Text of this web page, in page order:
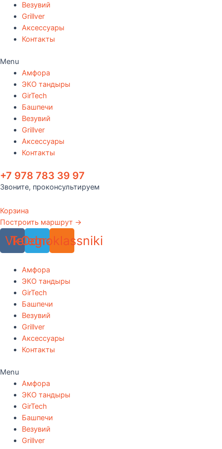
Везувий
Grillver
Аксессуары
Контакты
Menu
Амфора
ЭКО тандыры
GirTech
Башпечи
Везувий
Grillver
Аксессуары
Контакты
+7 978 783 39 97
Звоните, проконсультируем
Корзина
Построить маршрут →
Vk
Telegram
Odnoklassniki
Амфора
ЭКО тандыры
GirTech
Башпечи
Везувий
Grillver
Аксессуары
Контакты
Menu
Амфора
ЭКО тандыры
GirTech
Башпечи
Везувий
Grillver